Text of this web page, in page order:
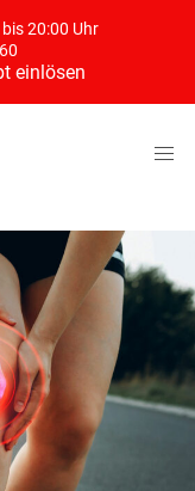
20:00 Uhr
einlösen